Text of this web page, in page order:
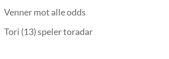
Venner mot alle odds
Tori (13) speler toradar